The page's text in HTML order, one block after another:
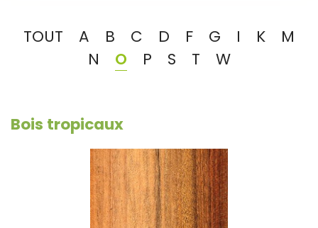
TOUT A B C D F G I K
M
N
O P S T W
Bois tropicaux